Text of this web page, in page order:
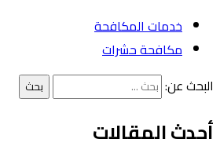
خدمات المكافحة
مكافحة حشرات
البحث عن:
أحدث المقالات